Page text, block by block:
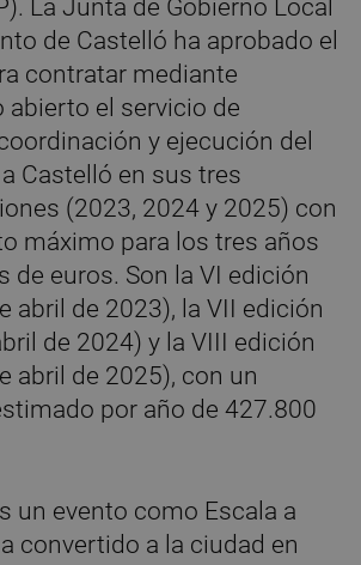
La Junta de Gobierno Local
de Castelló ha aprobado el
contratar mediante
el servicio de
y ejecución del
Castelló en sus tres
(2023, 2024 y 2025) con
máximo para los tres años
de euros. Son la VI edición
abril de 2023), la VII edición
de 2024) y la VIII edición
abril de 2025), con un
por año de 427.800
un evento como Escala a
convertido a la ciudad en